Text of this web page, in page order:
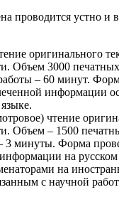
проводится устно и
оригинального
Объем 3000
– 60 минут.
информации
чтение
Объем – 1500
3 минуты. Форма
на русском
на
с научной